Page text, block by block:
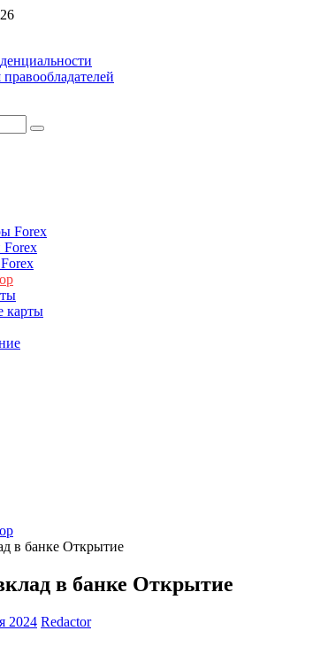
Forex
Forex
карты
в банке Открытие
в банке Открытие
2024 Redactor